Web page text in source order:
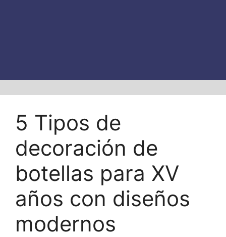
5 Tipos de
decoración de
botellas para XV
años con diseños
modernos